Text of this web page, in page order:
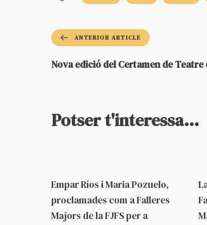
ANTERIOR ARTICLE
Nova edició del Certamen de Teatre
Potser t'interessa...
Empar Ríos i Maria Pozuelo,
proclamades com a Falleres
Majors de la FJFS per a